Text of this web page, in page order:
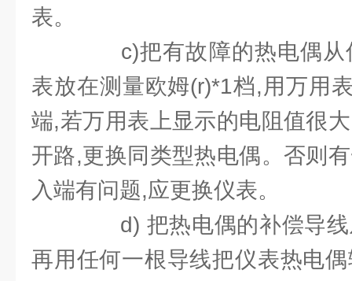
表。
c)把有故障的热电偶从
表放在测量欧姆(r)*1档,用万用
端,若万用表上显示的电阻值很
开路,更换同类型热电偶。否则
入端有问题,应更换仪表。
d) 把热电偶的补偿导线
再用任何一根导线把仪表热电